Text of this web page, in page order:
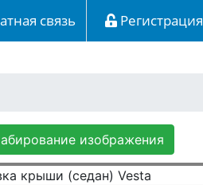
связь Регистрация
изображения